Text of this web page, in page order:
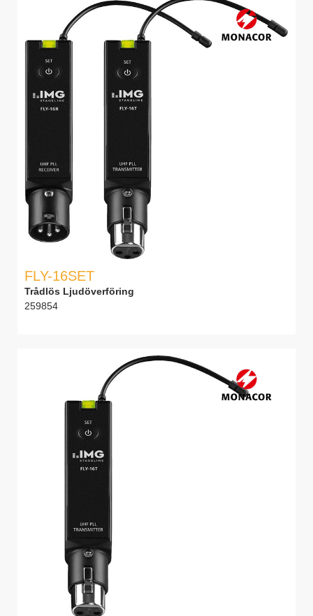
FLY-16SET
Trådlös Ljudöverföring
259854